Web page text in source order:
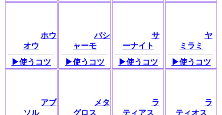
ホウ
オウ
▶使うコツ
バシ
ャーモ
▶使うコツ
サ
ーナイト
▶使うコツ
ヤ
ミラミ
▶使うコツ
アブ
ソル
メタ
グロス
ラ
ティアス
ラ
ティオス